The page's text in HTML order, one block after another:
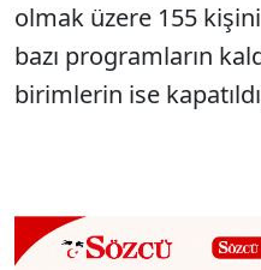
olmak üzere 155
bazı programların
birimlerin ise